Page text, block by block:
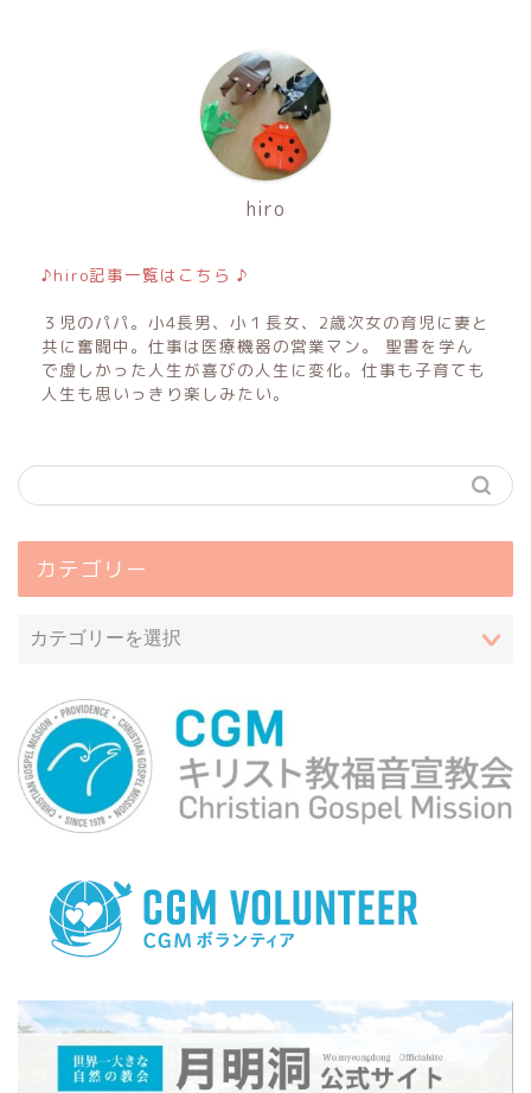
hiro
♪hiro記事一覧はこちら ♪
３児のパパ。小4長男、小１長女、2歳次女の育児に妻と
共に奮闘中。仕事は医療機器の営業マン。 聖書を学ん
で虚しかった人生が喜びの人生に変化。仕事も子育ても
人生も思いっきり楽しみたい。
カテゴリー